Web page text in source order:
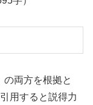
両方を根拠と
用すると説得力